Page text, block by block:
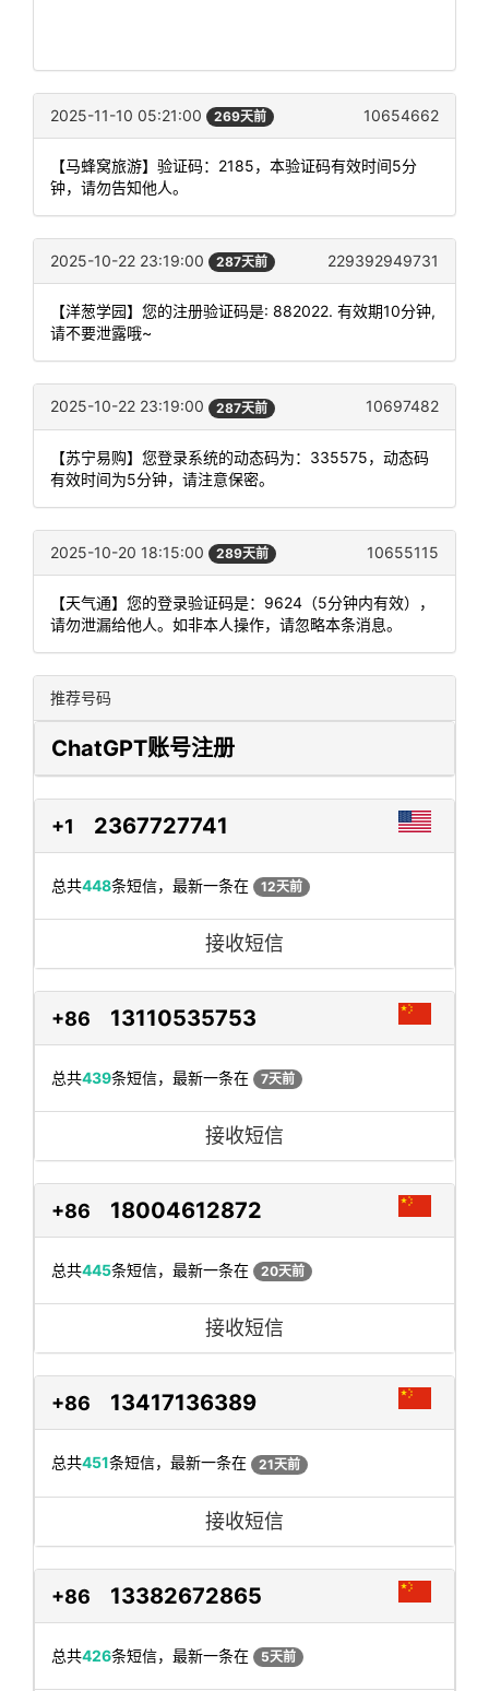
2025-11-10 05:21:00 269天前 10654662
【马蜂窝旅游】验证码：2185，本验证码有效时间5分
钟，请勿告知他人。
2025-10-22 23:19:00 287天前 229392949731
【洋葱学园】您的注册验证码是: 882022. 有效期10分钟,
请不要泄露哦~
2025-10-22 23:19:00 287天前 10697482
【苏宁易购】您登录系统的动态码为：335575，动态码
有效时间为5分钟，请注意保密。
2025-10-20 18:15:00 289天前 10655115
【天气通】您的登录验证码是：9624（5分钟内有效），
请勿泄漏给他人。如非本人操作，请忽略本条消息。
推荐号码
ChatGPT账号注册
+1 2367727741
总共448条短信，最新一条在 12天前
接收短信
+86 13110535753
总共439条短信，最新一条在 7天前
接收短信
+86 18004612872
总共445条短信，最新一条在 20天前
接收短信
+86 13417136389
总共451条短信，最新一条在 21天前
接收短信
+86 13382672865
总共426条短信，最新一条在 5天前